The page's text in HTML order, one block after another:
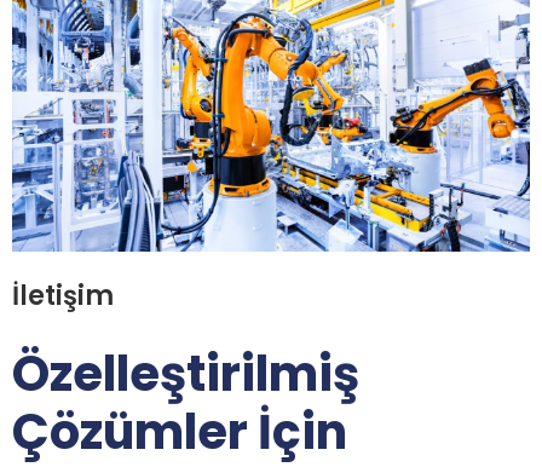
İletişim
Özelleştirilmiş
Çözümler İçin